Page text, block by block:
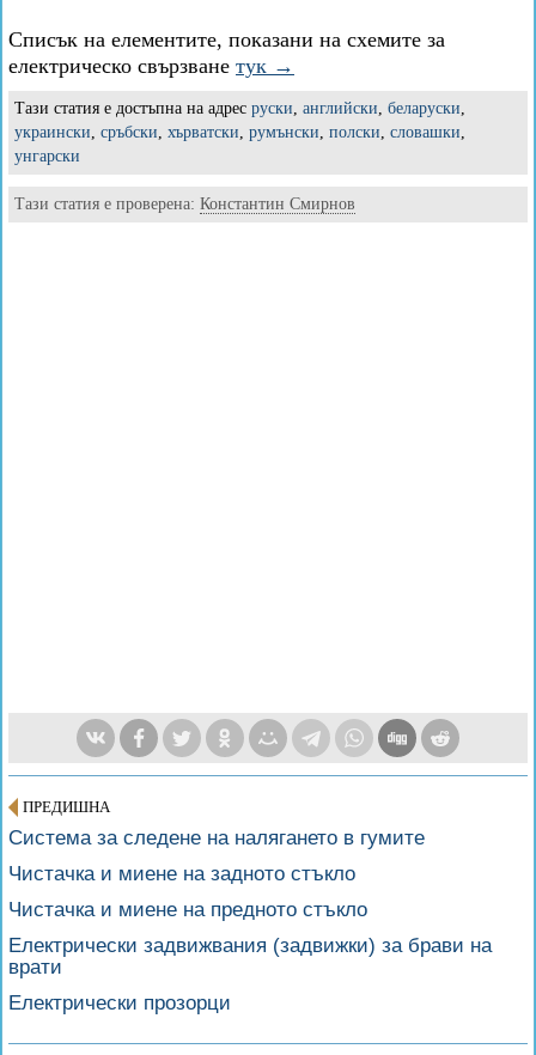
Списък на елементите, показани на схемите за
електрическо свързване тук →
Тази статия е достъпна на адрес руски английски беларуски
украински сръбски хърватски румънски полски словашки
унгарски
Тази статия е проверена: Константин Смирнов
ПРЕДИШНА
Система за следене на налягането в гумите
Чистачка и миене на задното стъкло
Чистачка и миене на предното стъкло
Електрически задвижвания (задвижки) за брави на
врати
Електрически прозорци